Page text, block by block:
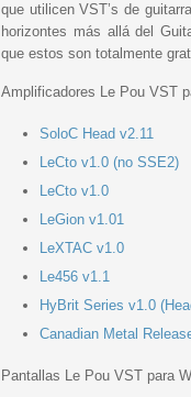
que utilicen VST’s de
horizontes más allá del
que estos son totalmente
Amplificadores Le Pou VST
SoloC Head v2.11
LeCto v1.0 (no SSE2)
LeCto v1.0
LeGion v1.01
LeXTAC v1.0
Le456 v1.1
HyBrit Series v1.0
Canadian Metal
Pantallas Le Pou VST para